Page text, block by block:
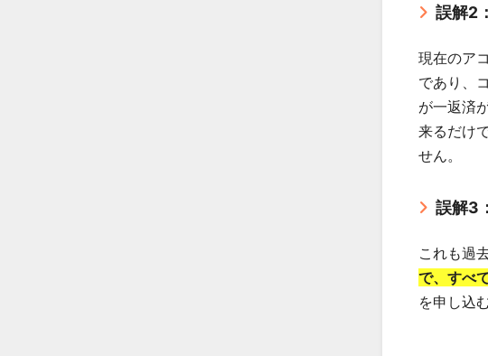
誤解2
現在のア
であり、
が一返済
来るだけ
せん。
誤解3
これも過
で、すべ
を申し込